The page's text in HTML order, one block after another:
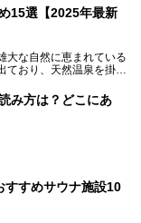
う2種類の源泉を使用
提供している点でしょ
露天風呂付き客室を中心
ご紹介。秋田県側を含
見逃せない極上湯のひと
15選【2025年最新
大な自然に恵まれている
おり、天然温泉を掛け
、お食事処でおいしいご
ですね！
銭湯を紹介します。
み方は？どこにあ
すすめサウナ施設10